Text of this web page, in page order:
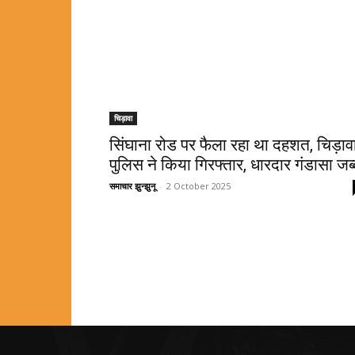
चिड़ावा
सिंघाना रोड पर फैला रहा था दहशत,
पुलिस ने किया गिरफ्तार, धारदार गंडासा
समाचार झुन्झुनू - 2 October 2025